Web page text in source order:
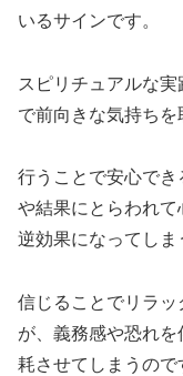
いるサインです。
スピリチュアルな
で前向きな気持ちを
行うことで安心で
や結果にとらわれ
逆効果になってしま
信じることでリラ
が、義務感や恐れ
耗させてしまうので